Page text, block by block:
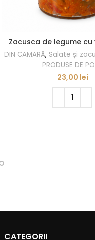
Zacusca de legume cu
DIN CAMARĂ, Salate și
PRODUSE DE
23,00 lei
CATEGORII